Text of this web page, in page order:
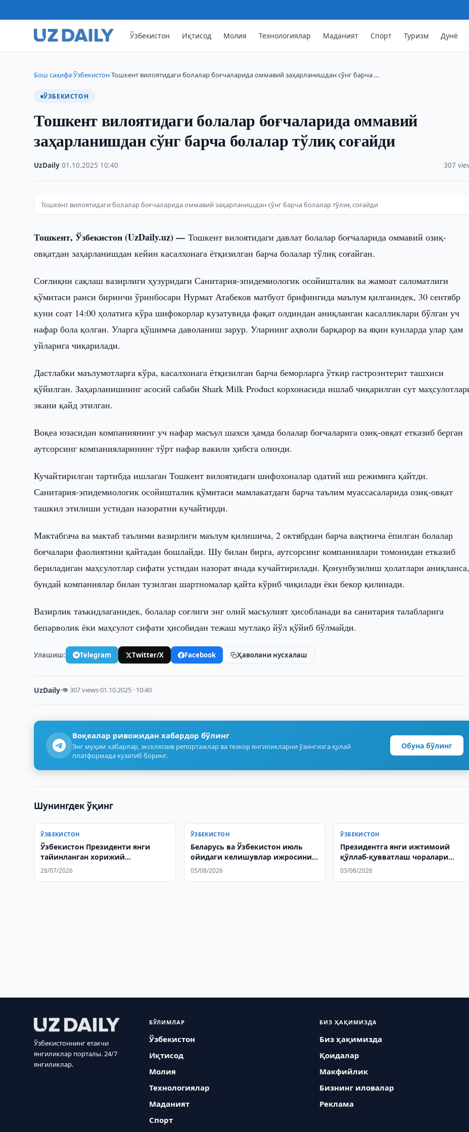
Ўзбекистон Иқтисод Молия Технологиялар Маданият Спорт Туризм Дунё
Бош саҳифа›Ўзбекистон›Тошкент вилоятидаги болалар боғчаларида оммавий заҳарланишдан сўнг барча …
ЎЗБЕКИСТОН
Тошкент вилоятидаги болалар боғчаларида оммавий
заҳарланишдан сўнг барча болалар тўлиқ соғайди
UzDaily ·01.10.2025 10:40 307
Тошкент вилоятидаги болалар боғчаларида оммавий заҳарланишдан сўнг барча болалар тўлиқ соғайди
Тошкент, Ўзбекистон (UzDaily.uz) —Тошкент вилоятидаги давлат болалар боғчаларида оммавий озиқ-
овқатдан заҳарланишдан кейин касалхонага ётқизилган барча болалар тўлиқ соғайган.
Соғлиқни сақлаш вазирлиги ҳузуридаги Санитария-эпидемиологик осойишталик ва жамоат саломатлиги
қўмитаси раиси биринчи ўринбосари Нурмат Атабеков матбуот брифингида маълум қилганидек, 30 сентябр
куни соат 14:00 ҳолатига кўра шифокорлар кузатувида фақат олдиндан аниқланган касалликлари бўлган уч
нафар бола қолган. Уларга қўшимча даволаниш зарур. Уларнинг аҳволи барқарор ва яқин кунларда улар ҳам
уйларига чиқарилади.
Дастлабки маълумотларга кўра, касалхонага ётқизилган барча беморларга ўткир гастроэнтерит ташхиси
қўйилган. Заҳарланишнинг асосий сабаби Shark Milk Product корхонасида ишлаб чиқарилган сут
экани қайд этилган.
Воқеа юзасидан компаниянинг уч нафар масъул шахси ҳамда болалар боғчаларига озиқ-овқат етказиб берган
аутсорсинг компанияларининг тўрт нафар вакили ҳибсга олинди.
Кучайтирилган тартибда ишлаган Тошкент вилоятидаги шифохоналар одатий иш режимига қайтди.
Санитария-эпидемиологик осойишталик қўмитаси мамлакатдаги барча таълим муассасаларида озиқ-овқат
ташкил этилиши устидан назоратни кучайтирди.
Мактабгача ва мактаб таълими вазирлиги маълум қилишича, 2 октябрдан барча вақтинча ёпилган болалар
боғчалари фаолиятини қайтадан бошлайди. Шу билан бирга, аутсорсинг компаниялари томонидан етказиб
бериладиган маҳсулотлар сифати устидан назорат янада кучайтирилади. Қонунбузилиш ҳолатлари аниқланса,
бундай компаниялар билан тузилган шартномалар қайта кўриб чиқилади ёки бекор қилинади.
Вазирлик таъкидлаганидек, болалар соғлиги энг олий масъулият ҳисобланади ва санитария талабларига
бепарволик ёки маҳсулот сифати ҳисобидан тежаш мутлақо йўл қўйиб бўлмайди.
Улашиш: Telegram Twitter/X Facebook Ҳаволани нусхалаш
UzDaily·👁 307 views·01.10.2025 · 10:40
Воқеалар ривожидан хабардор бўлинг
Энг муҳим хабарлар, эксклюзив репортажлар ва тезкор янгиликларни ўзингизга қулай
платформада кузатиб боринг.
Обуна бўлинг
Шунингдек ўқинг
ЎЗБЕКИСТОН
Ўзбекистон Президенти янги
тайинланган хорижий
элчилардан ишонч ёрлиқларини
28/07/2026
ЎЗБЕКИСТОН
Беларусь ва Ўзбекистон июль
ойидаги келишувлар ижросини
муҳокама қилди
05/08/2026
ЎЗБЕКИСТОН
Президентга янги ижтимоий
қўллаб-қувватлаш чоралари
тақдим этилди
03/08/2026
Ўзбекистоннинг етакчи
янгиликлар порталы. 24/7
янгиликлар.
БЎЛИМЛАР
Ўзбекистон
Иқтисод
Молия
Технологиялар
Маданият
Спорт
БИЗ ҲАҚИМИЗДА
Биз ҳақимизда
Қоидалар
Макфийлик
Бизнинг иловалар
Реклама